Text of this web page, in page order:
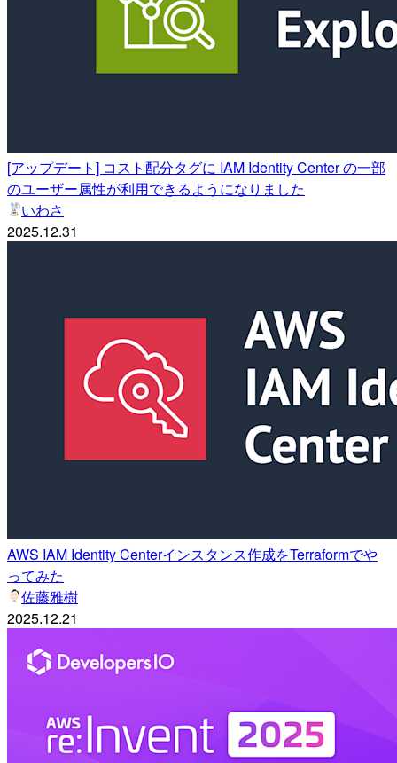
[アップデート] コスト配分タグに IAM Identity Center の一部
のユーザー属性が利用できるようになりました
いわさ
2025.12.31
AWS IAM Identity Centerインスタンス作成をTerraformでや
ってみた
佐藤雅樹
2025.12.21